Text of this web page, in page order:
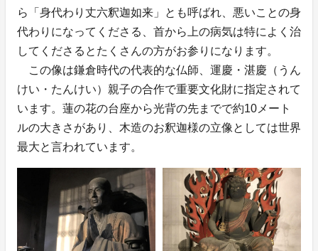
ら「身代わり丈六釈迦如来」とも呼ばれ、悪いことの身
代わりになってくださる、首から上の病気は特によく治
してくださるとたくさんの方がお参りになります。
この像は鎌倉時代の代表的な仏師、運慶・湛慶（うん
けい・たんけい）親子の合作で重要文化財に指定されて
います。蓮の花の台座から光背の先までで約10メート
ルの大きさがあり、木造のお釈迦様の立像としては世界
最大と言われています。